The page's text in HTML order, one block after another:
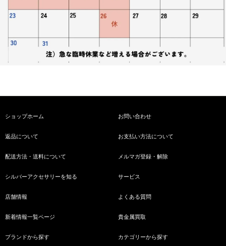
ショップホーム お問い合わせ
返品について お支払い方法について
配送方法・送料について メルマガ登録・解除
シルバーアクセサリーを知る サービス
店舗情報 よくある質問
新着情報一覧ページ 貴金属買取
ブランドから探す カテゴリーから探す